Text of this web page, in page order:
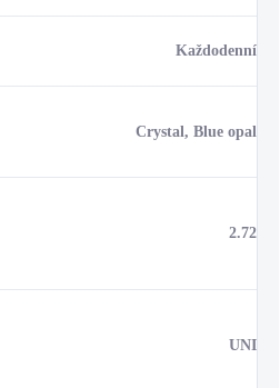
Každodenní
Crystal, Blue opal
2.72
UNI